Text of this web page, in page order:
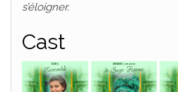
s’éloigner.
Cast